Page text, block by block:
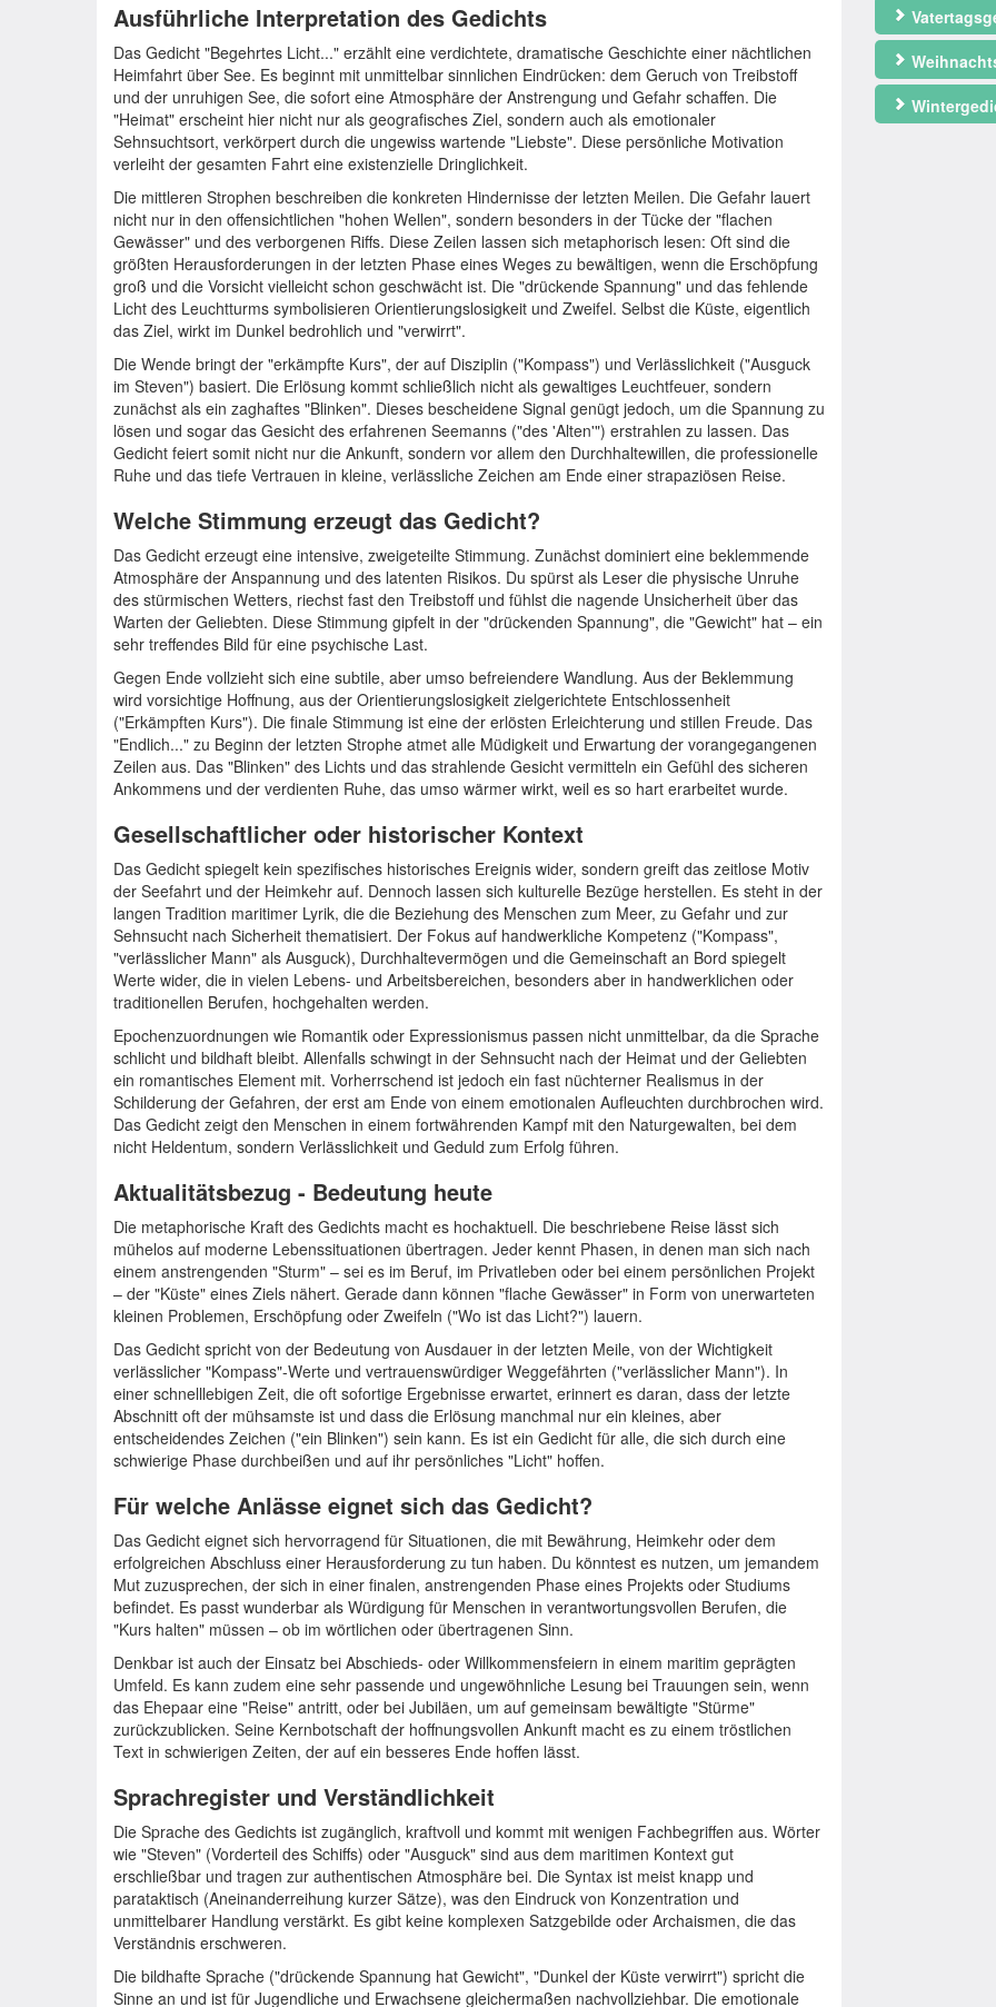
Ausführliche Interpretation des Gedichts
Das Gedicht "Begehrtes Licht..." erzählt eine verdichtete, dramatische Geschichte einer nächtlichen
Heimfahrt über See. Es beginnt mit unmittelbar sinnlichen Eindrücken: dem Geruch von Treibstoff
und der unruhigen See, die sofort eine Atmosphäre der Anstrengung und Gefahr schaffen. Die
"Heimat" erscheint hier nicht nur als geografisches Ziel, sondern auch als emotionaler
Sehnsuchtsort, verkörpert durch die ungewiss wartende "Liebste". Diese persönliche Motivation
verleiht der gesamten Fahrt eine existenzielle Dringlichkeit.
Die mittleren Strophen beschreiben die konkreten Hindernisse der letzten Meilen. Die Gefahr lauert
nicht nur in den offensichtlichen "hohen Wellen", sondern besonders in der Tücke der "flachen
Gewässer" und des verborgenen Riffs. Diese Zeilen lassen sich metaphorisch lesen: Oft sind die
größten Herausforderungen in der letzten Phase eines Weges zu bewältigen, wenn die Erschöpfung
groß und die Vorsicht vielleicht schon geschwächt ist. Die "drückende Spannung" und das fehlende
Licht des Leuchtturms symbolisieren Orientierungslosigkeit und Zweifel. Selbst die Küste, eigentlich
das Ziel, wirkt im Dunkel bedrohlich und "verwirrt".
Die Wende bringt der "erkämpfte Kurs", der auf Disziplin ("Kompass") und Verlässlichkeit ("Ausguck
im Steven") basiert. Die Erlösung kommt schließlich nicht als gewaltiges Leuchtfeuer, sondern
zunächst als ein zaghaftes "Blinken". Dieses bescheidene Signal genügt jedoch, um die Spannung zu
lösen und sogar das Gesicht des erfahrenen Seemanns ("des 'Alten'") erstrahlen zu lassen. Das
Gedicht feiert somit nicht nur die Ankunft, sondern vor allem den Durchhaltewillen, die professionelle
Ruhe und das tiefe Vertrauen in kleine, verlässliche Zeichen am Ende einer strapaziösen Reise.
Welche Stimmung erzeugt das Gedicht?
Das Gedicht erzeugt eine intensive, zweigeteilte Stimmung. Zunächst dominiert eine beklemmende
Atmosphäre der Anspannung und des latenten Risikos. Du spürst als Leser die physische Unruhe
des stürmischen Wetters, riechst fast den Treibstoff und fühlst die nagende Unsicherheit über das
Warten der Geliebten. Diese Stimmung gipfelt in der "drückenden Spannung", die "Gewicht" hat – ein
sehr treffendes Bild für eine psychische Last.
Gegen Ende vollzieht sich eine subtile, aber umso befreiendere Wandlung. Aus der Beklemmung
wird vorsichtige Hoffnung, aus der Orientierungslosigkeit zielgerichtete Entschlossenheit
("Erkämpften Kurs"). Die finale Stimmung ist eine der erlösten Erleichterung und stillen Freude. Das
"Endlich..." zu Beginn der letzten Strophe atmet alle Müdigkeit und Erwartung der vorangegangenen
Zeilen aus. Das "Blinken" des Lichts und das strahlende Gesicht vermitteln ein Gefühl des sicheren
Ankommens und der verdienten Ruhe, das umso wärmer wirkt, weil es so hart erarbeitet wurde.
Gesellschaftlicher oder historischer Kontext
Das Gedicht spiegelt kein spezifisches historisches Ereignis wider, sondern greift das zeitlose Motiv
der Seefahrt und der Heimkehr auf. Dennoch lassen sich kulturelle Bezüge herstellen. Es steht in der
langen Tradition maritimer Lyrik, die die Beziehung des Menschen zum Meer, zu Gefahr und zur
Sehnsucht nach Sicherheit thematisiert. Der Fokus auf handwerkliche Kompetenz ("Kompass",
"verlässlicher Mann" als Ausguck), Durchhaltevermögen und die Gemeinschaft an Bord spiegelt
Werte wider, die in vielen Lebens- und Arbeitsbereichen, besonders aber in handwerklichen oder
traditionellen Berufen, hochgehalten werden.
Epochenzuordnungen wie Romantik oder Expressionismus passen nicht unmittelbar, da die Sprache
schlicht und bildhaft bleibt. Allenfalls schwingt in der Sehnsucht nach der Heimat und der Geliebten
ein romantisches Element mit. Vorherrschend ist jedoch ein fast nüchterner Realismus in der
Schilderung der Gefahren, der erst am Ende von einem emotionalen Aufleuchten durchbrochen wird.
Das Gedicht zeigt den Menschen in einem fortwährenden Kampf mit den Naturgewalten, bei dem
nicht Heldentum, sondern Verlässlichkeit und Geduld zum Erfolg führen.
Aktualitätsbezug - Bedeutung heute
Die metaphorische Kraft des Gedichts macht es hochaktuell. Die beschriebene Reise lässt sich
mühelos auf moderne Lebenssituationen übertragen. Jeder kennt Phasen, in denen man sich nach
einem anstrengenden "Sturm" – sei es im Beruf, im Privatleben oder bei einem persönlichen Projekt
– der "Küste" eines Ziels nähert. Gerade dann können "flache Gewässer" in Form von unerwarteten
kleinen Problemen, Erschöpfung oder Zweifeln ("Wo ist das Licht?") lauern.
Das Gedicht spricht von der Bedeutung von Ausdauer in der letzten Meile, von der Wichtigkeit
verlässlicher "Kompass"-Werte und vertrauenswürdiger Weggefährten ("verlässlicher Mann"). In
einer schnelllebigen Zeit, die oft sofortige Ergebnisse erwartet, erinnert es daran, dass der letzte
Abschnitt oft der mühsamste ist und dass die Erlösung manchmal nur ein kleines, aber
entscheidendes Zeichen ("ein Blinken") sein kann. Es ist ein Gedicht für alle, die sich durch eine
schwierige Phase durchbeißen und auf ihr persönliches "Licht" hoffen.
Für welche Anlässe eignet sich das Gedicht?
Das Gedicht eignet sich hervorragend für Situationen, die mit Bewährung, Heimkehr oder dem
erfolgreichen Abschluss einer Herausforderung zu tun haben. Du könntest es nutzen, um jemandem
Mut zuzusprechen, der sich in einer finalen, anstrengenden Phase eines Projekts oder Studiums
befindet. Es passt wunderbar als Würdigung für Menschen in verantwortungsvollen Berufen, die
"Kurs halten" müssen – ob im wörtlichen oder übertragenen Sinn.
Denkbar ist auch der Einsatz bei Abschieds- oder Willkommensfeiern in einem maritim geprägten
Umfeld. Es kann zudem eine sehr passende und ungewöhnliche Lesung bei Trauungen sein, wenn
das Ehepaar eine "Reise" antritt, oder bei Jubiläen, um auf gemeinsam bewältigte "Stürme"
zurückzublicken. Seine Kernbotschaft der hoffnungsvollen Ankunft macht es zu einem tröstlichen
Text in schwierigen Zeiten, der auf ein besseres Ende hoffen lässt.
Sprachregister und Verständlichkeit
Die Sprache des Gedichts ist zugänglich, kraftvoll und kommt mit wenigen Fachbegriffen aus. Wörter
wie "Steven" (Vorderteil des Schiffs) oder "Ausguck" sind aus dem maritimen Kontext gut
erschließbar und tragen zur authentischen Atmosphäre bei. Die Syntax ist meist knapp und
parataktisch (Aneinanderreihung kurzer Sätze), was den Eindruck von Konzentration und
unmittelbarer Handlung verstärkt. Es gibt keine komplexen Satzgebilde oder Archaismen, die das
Verständnis erschweren.
Die bildhafte Sprache ("drückende Spannung hat Gewicht", "Dunkel der Küste verwirrt") spricht die
Sinne an und ist für Jugendliche und Erwachsene gleichermaßen nachvollziehbar. Die emotionale